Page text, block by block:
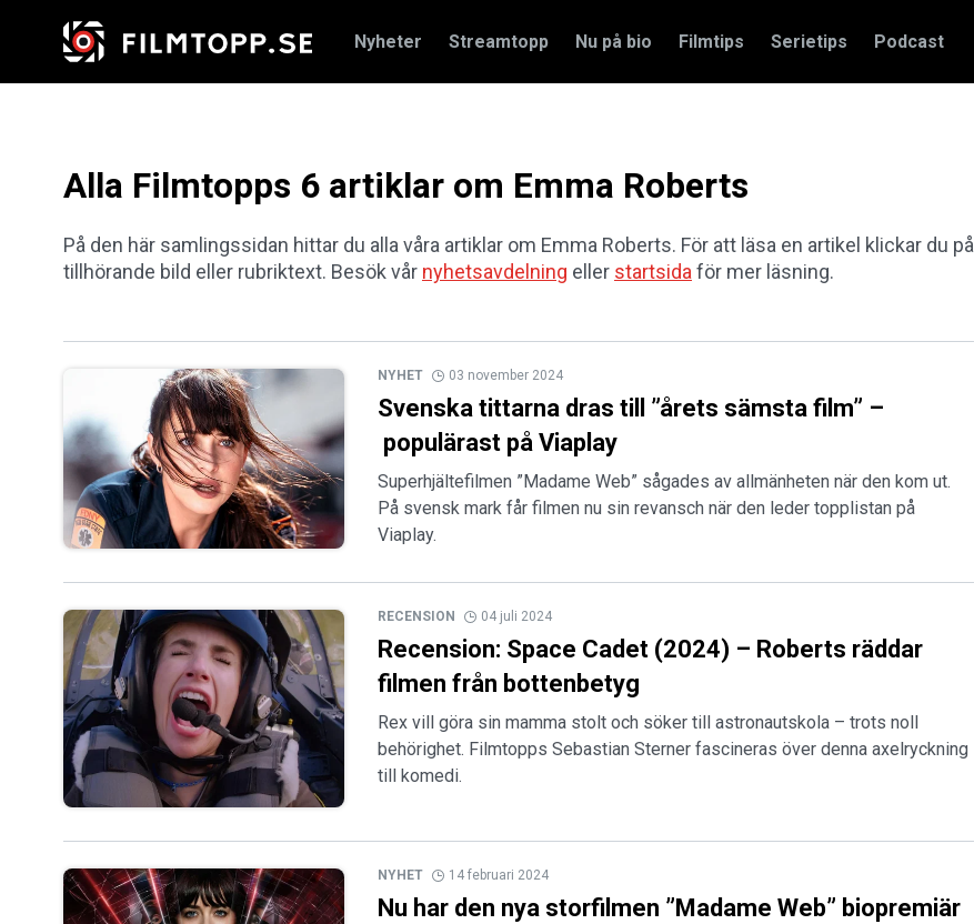
Nyheter Streamtopp Nu på bio Filmtips Serietips Podcast
Alla Filmtopps 6 artiklar om Emma Roberts
På den här samlingssidan hittar du alla våra artiklar om Emma Roberts. För att läsa en artikel klickar du på
tillhörande bild eller rubriktext. Besök vår nyhetsavdelning eller startsida för mer läsning.
NYHET 03 november 2024
Svenska tittarna dras till ”årets sämsta film” –
populärast på Viaplay
Superhjältefilmen ”Madame Web” sågades av allmänheten när den kom ut.
På svensk mark får filmen nu sin revansch när den leder topplistan på
Viaplay.
RECENSION 04 juli 2024
Recension: Space Cadet (2024) – Roberts räddar
filmen från bottenbetyg
Rex vill göra sin mamma stolt och söker till astronautskola – trots noll
behörighet. Filmtopps Sebastian Sterner fascineras över denna axelryckning
till komedi.
NYHET 14 februari 2024
Nu har den nya storfilmen ”Madame Web” biopremiär